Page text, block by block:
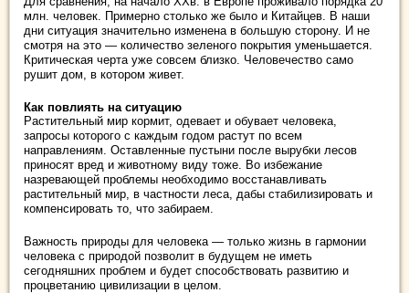
млн. человек. Примерно столько же было и Китайцев. В наши
дни ситуация значительно изменена в большую сторону. И не
смотря на это — количество зеленого покрытия уменьшается.
Критическая черта уже совсем близко. Человечество само
рушит дом, в котором живет.
Как повлиять на ситуацию
Растительный мир кормит, одевает и обувает человека,
запросы которого с каждым годом растут по всем
направлениям. Оставленные пустыни после вырубки лесов
приносят вред и животному виду тоже. Во избежание
назревающей проблемы необходимо восстанавливать
растительный мир, в частности леса, дабы стабилизировать и
компенсировать то, что забираем.
Важность природы для человека — только жизнь в гармонии
человека с природой позволит в будущем не иметь
сегодняшних проблем и будет способствовать развитию и
процветанию цивилизации в целом.